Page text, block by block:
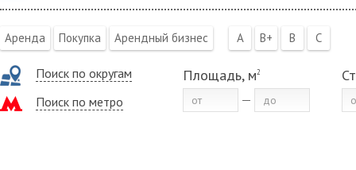
Аренда Покупка Арендный бизнес A B+ B C
Поиск по округам
Поиск по метро
Площадь, м2